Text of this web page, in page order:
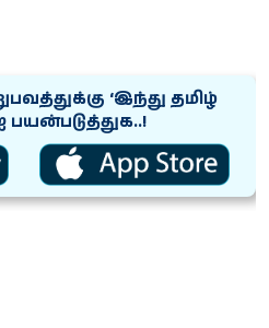
‘இந்து தமிழ்
பயன்படுத்துக..!